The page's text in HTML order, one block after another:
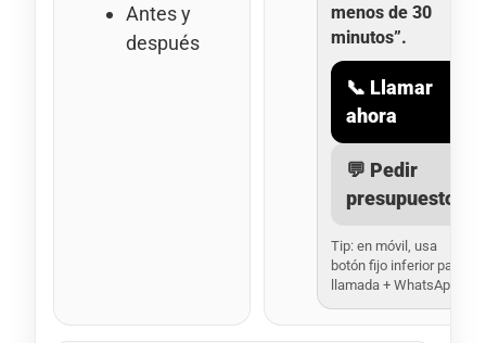
Antes y
después
menos de 30
minutos”.
📞 Llamar
ahora
💬 Pedir
presupuesto
Tip: en móvil, usa
botón fijo inferior para
llamada + WhatsApp.